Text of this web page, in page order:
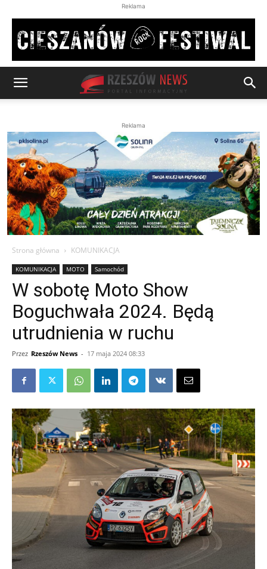
Reklama
Reklama
Strona główna KOMUNIKACJA
KOMUNIKACJA MOTO Samochód
W sobotę Moto Show
Boguchwała 2024. Będą
utrudnienia w ruchu
Przez Rzeszów News - 17 maja 2024 08:33